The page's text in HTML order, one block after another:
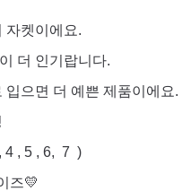
자켓이에요.
더 인기랍니다.
으면 더 예쁜 제품이에요.
4 , 5 , 6, 7 )
즈💛